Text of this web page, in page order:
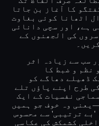
کا آغاز بن جاتا
اٹھانا کوئی بغاوت
ہے، اور سچی دانائی
کی الجھنوں کے
سب سے زیادہ اثر
نظم و ضبط کا
ڈھیلے دھاگے کو
طرح اپنے پاؤں تلے
نفسیات کے ایک
وہ خوف جو ہمیں
'بے ترتیبی' سے محسوس
کشمکش کی عکاسی